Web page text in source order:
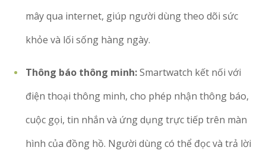
mây qua internet, giúp người dùng theo dõi sức
khỏe và lối sống hàng ngày.
Thông báo thông minh:Smartwatch kết nối với
điện thoại thông minh, cho phép nhận thông báo,
cuộc gọi, tin nhắn và ứng dụng trực tiếp trên màn
hình của đồng hồ. Người dùng có thể đọc và trả lời